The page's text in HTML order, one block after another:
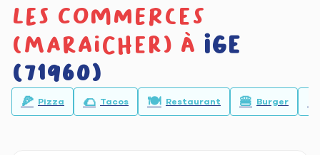
Les commerces
(maraicher) à Ige
(71960)
🍕 Pizza 🌮 Tacos 🍽️ Restaurant 🍔 Burger